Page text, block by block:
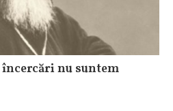
nu suntem